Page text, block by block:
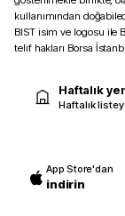
kullanımından
BIST isim ve logosu ile
telif hakları Borsa
Haftalık
Haftalık
App Store'dan
indirin